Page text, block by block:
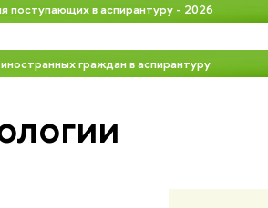
поступающих в аспирантуру - 2026
граждан в аспирантуру